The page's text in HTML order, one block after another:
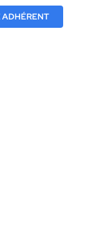
ADHÉRENT